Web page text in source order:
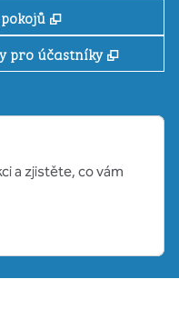
,
pro účastníky
,
a zjistěte, co vám